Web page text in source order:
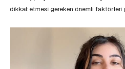
dikkat etmesi gereken önemli faktörleri